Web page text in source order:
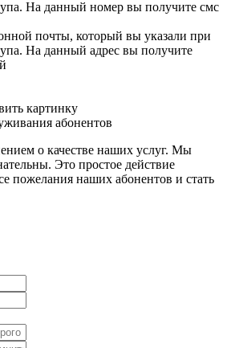
На данный номер вы получите смс
почты, который вы указали при
На данный адрес вы получите
картинку
абонентов
о качестве наших услуг. Мы
Это простое действие
пожелания наших абонентов и стать